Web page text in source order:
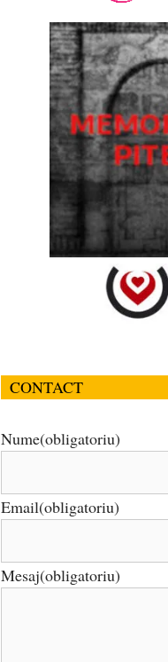
CONTACT
Nume(obligatoriu)
Email(obligatoriu)
Mesaj(obligatoriu)